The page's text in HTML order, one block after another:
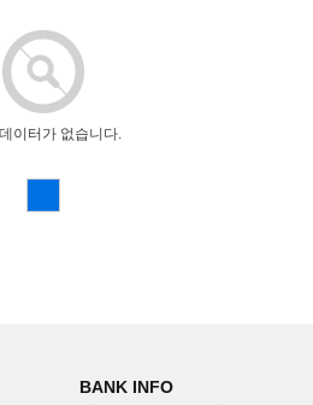
이터가 없습니다.
BANK INFO